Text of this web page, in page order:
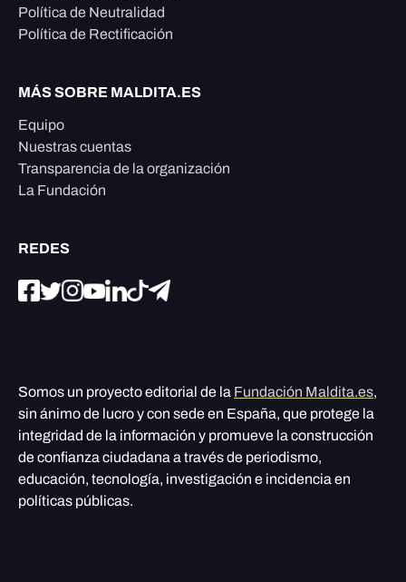
Política de Neutralidad
Política de Rectificación
MÁS SOBRE MALDITA.ES
Equipo
Nuestras cuentas
Transparencia de la organización
La Fundación
REDES
Somos un proyecto editorial de la Fundación Maldita.es,
sin ánimo de lucro y con sede en España, que protege la
integridad de la información y promueve la construcción
de confianza ciudadana a través de periodismo,
educación, tecnología, investigación e incidencia en
políticas públicas.